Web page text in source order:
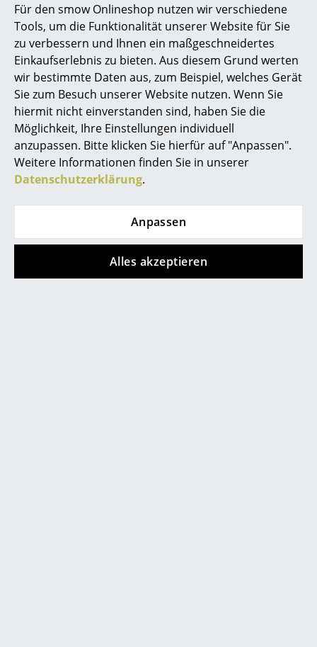
Für den smow Onlineshop nutzen wir verschiedene
Tools, um die Funktionalität unserer Website für Sie
zu verbessern und Ihnen ein maßgeschneidertes
Einkaufserlebnis zu bieten. Aus diesem Grund werten
wir bestimmte Daten aus, zum Beispiel, welches Gerät
Sie zum Besuch unserer Website nutzen. Wenn Sie
hiermit nicht einverstanden sind, haben Sie die
Möglichkeit, Ihre Einstellungen individuell
anzupassen. Bitte klicken Sie hierfür auf "Anpassen".
Weitere Informationen finden Sie in unserer
Datenschutzerklärung.
Anpassen
Alles akzeptieren
Akkuleuchten
... alle Leuchten
Betten
Doppelbetten
Einzelbetten
Stapelbetten
Nachttische & Bettzubehör
0800 15 60 00
Mo-Fr: 9-17 Uhr
service@smow.ch